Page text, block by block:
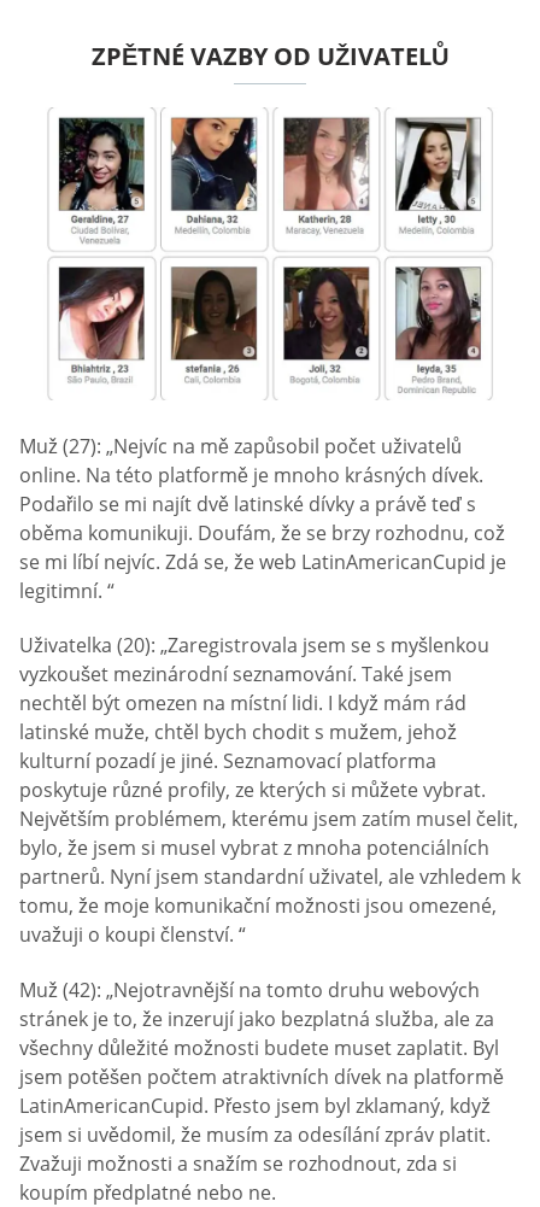
ZPĚTNÉ VAZBY OD UŽIVATELŮ
Muž (27): „Nejvíc na mě zapůsobil počet uživatelů
online. Na této platformě je mnoho krásných dívek.
Podařilo se mi najít dvě latinské dívky a právě teď s
oběma komunikuji. Doufám, že se brzy rozhodnu, což
se mi líbí nejvíc. Zdá se, že web LatinAmericanCupid je
legitimní. “
Uživatelka (20): „Zaregistrovala jsem se s myšlenkou
vyzkoušet mezinárodní seznamování. Také jsem
nechtěl být omezen na místní lidi. I když mám rád
latinské muže, chtěl bych chodit s mužem, jehož
kulturní pozadí je jiné. Seznamovací platforma
poskytuje různé profily, ze kterých si můžete vybrat.
Největším problémem, kterému jsem zatím musel čelit,
bylo, že jsem si musel vybrat z mnoha potenciálních
partnerů. Nyní jsem standardní uživatel, ale vzhledem k
tomu, že moje komunikační možnosti jsou omezené,
uvažuji o koupi členství. “
Muž (42): „Nejotravnější na tomto druhu webových
stránek je to, že inzerují jako bezplatná služba, ale za
všechny důležité možnosti budete muset zaplatit. Byl
jsem potěšen počtem atraktivních dívek na platformě
LatinAmericanCupid. Přesto jsem byl zklamaný, když
jsem si uvědomil, že musím za odesílání zpráv platit.
Zvažuji možnosti a snažím se rozhodnout, zda si
koupím předplatné nebo ne.